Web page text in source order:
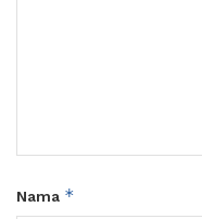
Nama *